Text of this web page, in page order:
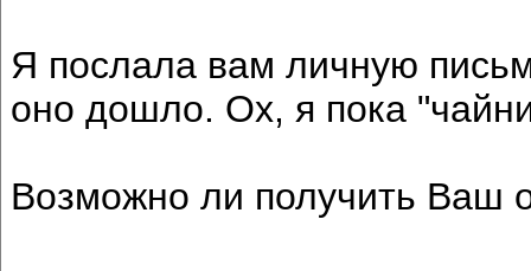
Я послала вам личную
оно дошло. Ох, я пока
Возможно ли получить Ваш